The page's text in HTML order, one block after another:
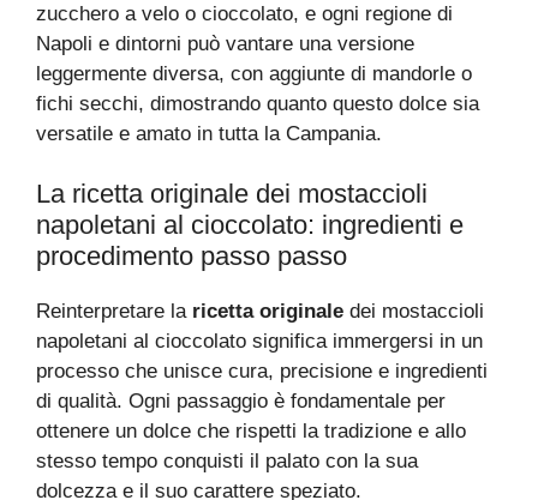
zucchero a velo o cioccolato, e ogni regione di
Napoli e dintorni può vantare una versione
leggermente diversa, con aggiunte di mandorle o
fichi secchi, dimostrando quanto questo dolce sia
versatile e amato in tutta la Campania.
La ricetta originale dei mostaccioli
napoletani al cioccolato: ingredienti e
procedimento passo passo
Reinterpretare la ricetta originale dei mostaccioli
napoletani al cioccolato significa immergersi in un
processo che unisce cura, precisione e ingredienti
di qualità. Ogni passaggio è fondamentale per
ottenere un dolce che rispetti la tradizione e allo
stesso tempo conquisti il palato con la sua
dolcezza e il suo carattere speziato.